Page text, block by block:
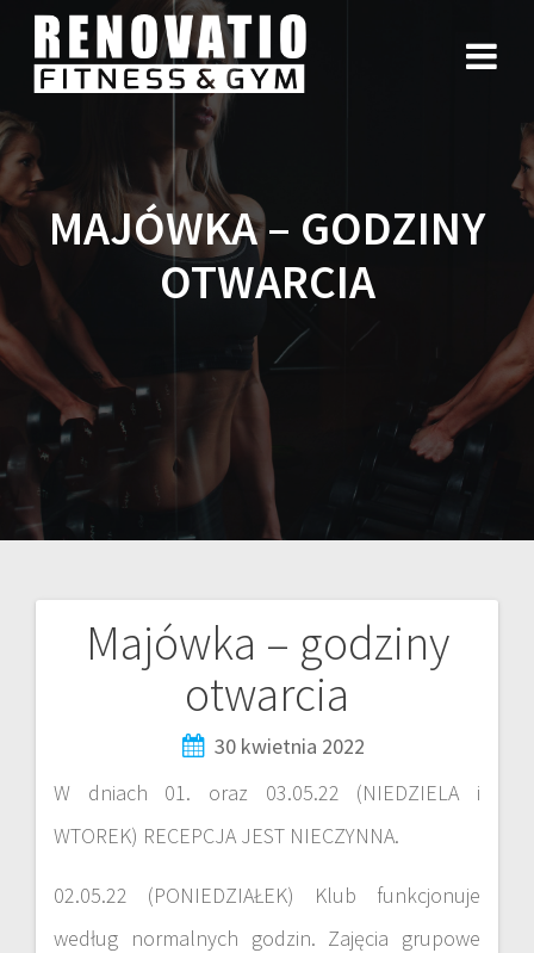
MAJÓWKA – GODZINY
OTWARCIA
Majówka – godziny
otwarcia
30 kwietnia 2022
W dniach 01. oraz 03.05.22 (NIEDZIELA i
WTOREK) RECEPCJA JEST NIECZYNNA.
02.05.22 (PONIEDZIAŁEK) Klub funkcjonuje
według normalnych godzin. Zajęcia grupowe